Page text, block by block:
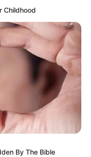
Childhood
By The Bible